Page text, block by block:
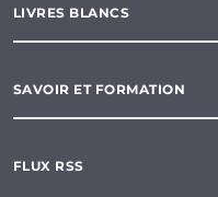
LIVRES BLANCS
SAVOIR ET FORMATION
FLUX RSS